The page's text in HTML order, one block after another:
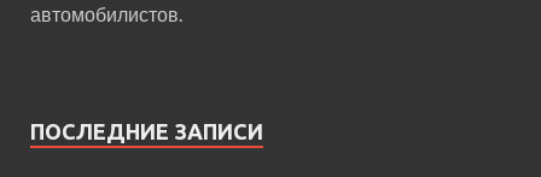
автомобилистов.
ПОСЛЕДНИЕ ЗАПИСИ